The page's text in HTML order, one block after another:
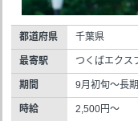
都道府県 千葉県
最寄駅 つくばエク
期間 9月初旬～長期
時給 2,500円～